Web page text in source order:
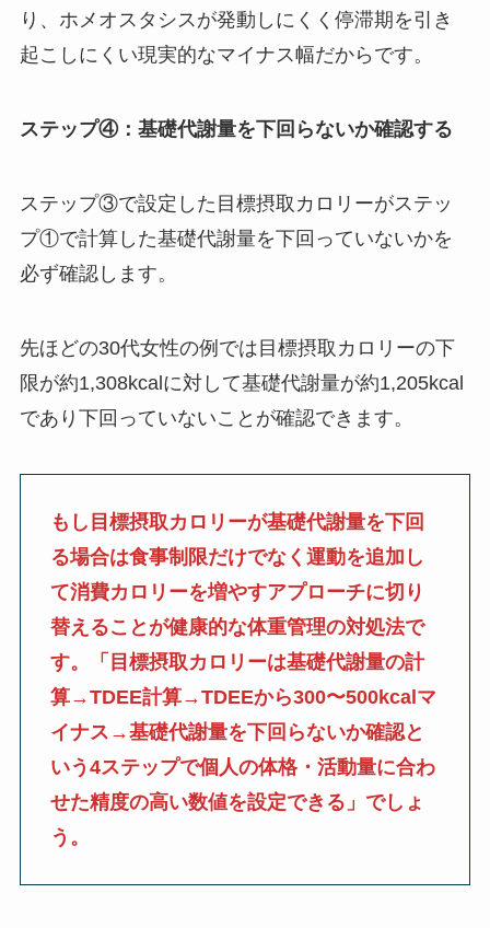
り、ホメオスタシスが発動しにくく停滞期を引き
起こしにくい現実的なマイナス幅だからです。
ステップ④：基礎代謝量を下回らないか確認する
ステップ③で設定した目標摂取カロリーがステッ
プ①で計算した基礎代謝量を下回っていないかを
必ず確認します。
先ほどの30代女性の例では目標摂取カロリーの下
限が約1,308kcalに対して基礎代謝量が約1,205kcal
であり下回っていないことが確認できます。
もし目標摂取カロリーが基礎代謝量を下回
る場合は食事制限だけでなく運動を追加し
て消費カロリーを増やすアプローチに切り
替えることが健康的な体重管理の対処法で
す。「目標摂取カロリーは基礎代謝量の計
算→TDEE計算→TDEEから300〜500kcalマ
イナス→基礎代謝量を下回らないか確認と
いう4ステップで個人の体格・活動量に合わ
せた精度の高い数値を設定できる」でしょ
う。